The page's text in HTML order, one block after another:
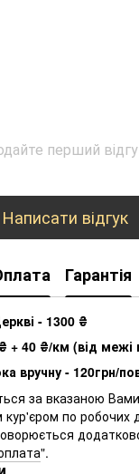
перший
Написати відгук
Гарантія
- 1300 ₴
₴ + 40 ₴/км (від межі
вручну - 120грн/
за вказаною
по робочих
".